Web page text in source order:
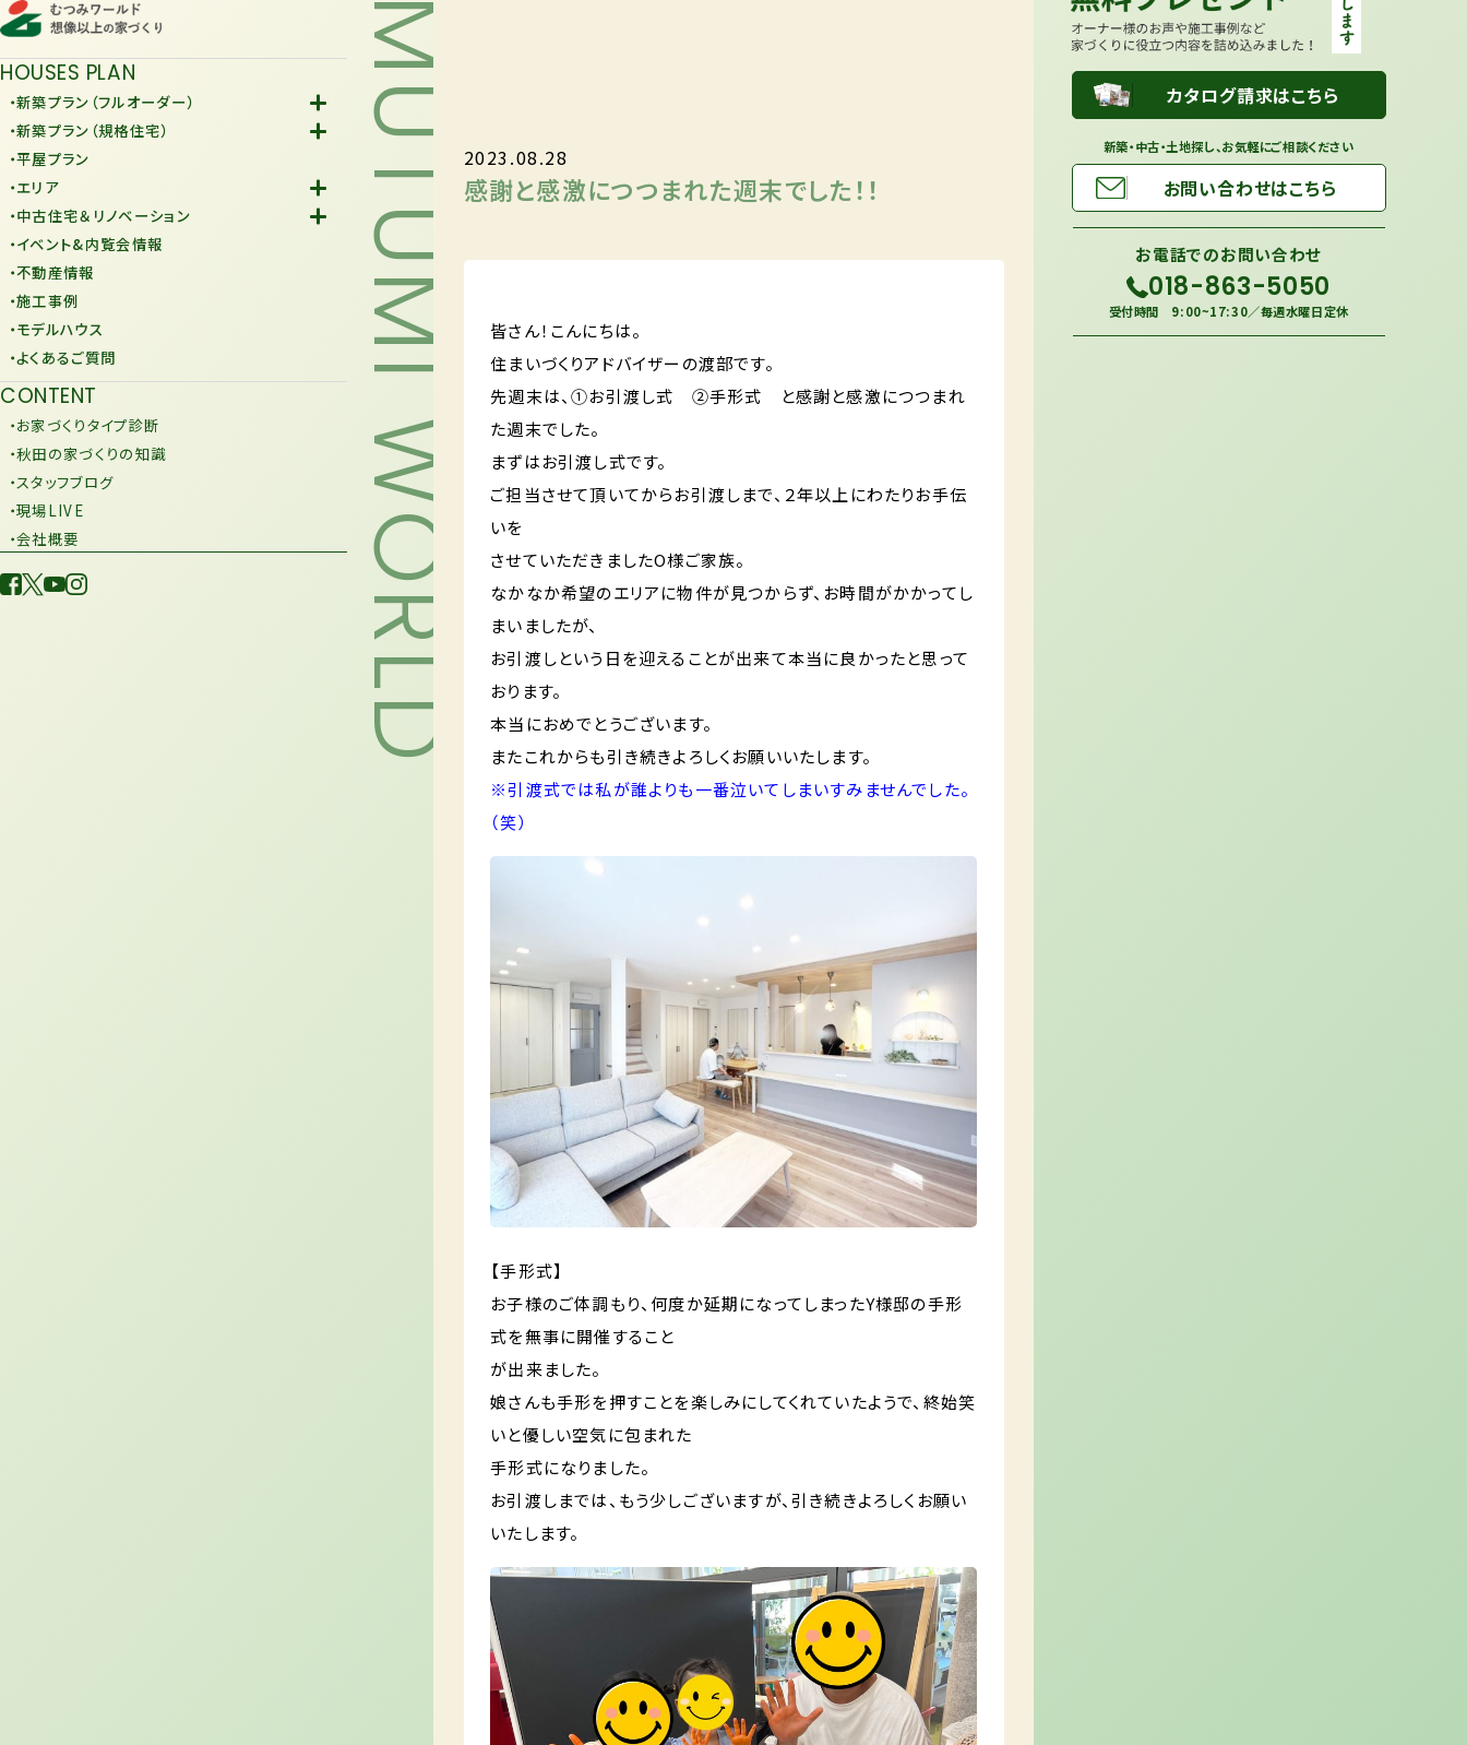
HOUSES PLAN
・新築プラン（フルオーダー）
-Fiore
・新築プラン（規格住宅）
-規格住宅
-KURAFIT
-JiU
・平屋プラン
・エリア
-潟上市
-由利本荘市
・中古住宅＆リノベーション
-中古住宅
-リノベーション
・イベント&内覧会情報
・不動産情報
・施工事例
・モデルハウス
・よくあるご質問
CONTENT
・お家づくりタイプ診断
・秋田の家づくりの知識
・スタッフブログ
・現場LIVE
・会社概要
MUTUMI WORLD カタログ請求はこちら
新築・中古・土地探し、お気軽にご相談ください
お問い合わせはこちら
お電話でのお問い合わせ
018-863-5050
受付時間 9:00~17:30／毎週水曜日定休
2023.08.28
感謝と感激につつまれた週末でした！！
皆さん！こんにちは。
住まいづくりアドバイザーの渡部です。
先週末は、①お引渡し式 ②手形式 と感謝と感激につつまれ
た週末でした。
まずはお引渡し式です。
ご担当させて頂いてからお引渡しまで、２年以上にわたりお手伝
いを
させていただきましたO様ご家族。
なかなか希望のエリアに物件が見つからず、お時間がかかってし
まいましたが、
お引渡しという日を迎えることが出来て本当に良かったと思って
おります。
本当におめでとうございます。
またこれからも引き続きよろしくお願いいたします。
※引渡式では私が誰よりも一番泣いてしまいすみませんでした。
（笑）
【手形式】
お子様のご体調もり、何度か延期になってしまったY様邸の手形
式を無事に開催すること
が出来ました。
娘さんも手形を押すことを楽しみにしてくれていたようで、終始笑
いと優しい空気に包まれた
手形式になりました。
お引渡しまでは、もう少しございますが、引き続きよろしくお願い
いたします。